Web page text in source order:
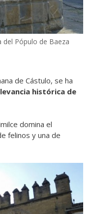
del Pópulo de Baeza
de Cástulo, se ha
histórica de
domina el
felinos y una de